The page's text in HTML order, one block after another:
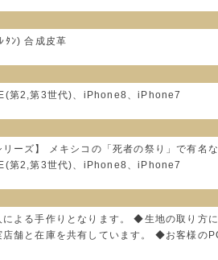
ﾀﾝ) 合成皮革
第2,第3世代)、iPhone8、iPhone7
リーズ】 メキシコの「死者の祭り」で有名
第2,第3世代)、iPhone8、iPhone7
による手作りとなります。 ◆生地の取り方
店舗と在庫を共有しています。 ◆お客様の